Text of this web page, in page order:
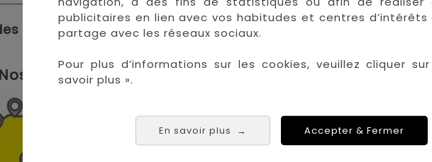
publicitaires en lien avec vos habitudes et centres d’intérêts
partage avec les réseaux sociaux.
Pour plus d’informations sur les cookies, veuillez cliquer
savoir plus ».
En savoir plus → Accepter & Fermer
Petits propose les plus grandes marques de puériculture
Nos magasins à La Réunion :
• Saint Paul
• Saint Pierre
• Tampon